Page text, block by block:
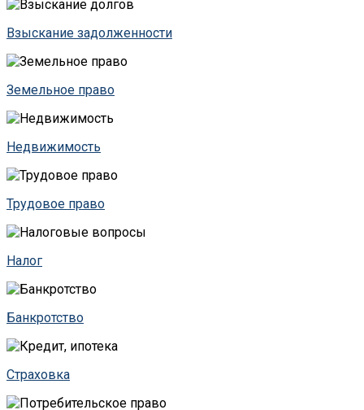
Взыскание задолженности
Земельное право
Недвижимость
Трудовое право
Налог
Банкротство
Страховка